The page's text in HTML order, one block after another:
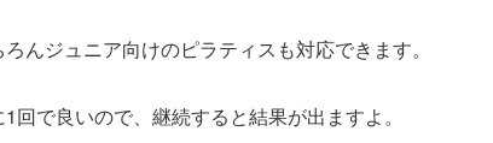
ろんジュニア向けのピラティスも対応できます。
回で良いので、継続すると結果が出ますよ。